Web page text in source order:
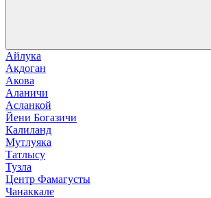
Айлука
Акдоган
Акова
Аланичи
Асланкой
Йени Богазичи
Калиланд
Мутлуяка
Татлысу
Тузла
Центр Фамагусты
Чанаккале